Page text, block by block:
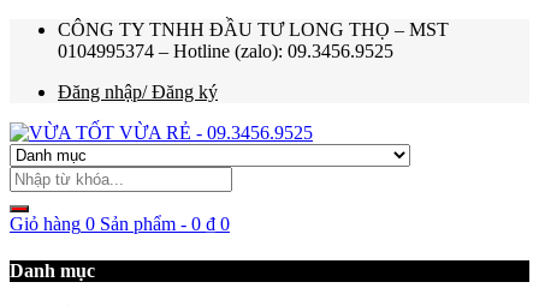
CÔNG TY TNHH ĐẦU TƯ LONG THỌ – MST
0104995374 – Hotline (zalo): 09.3456.9525
Đăng nhập/ Đăng ký
Giỏ hàng 0 Sản phẩm - 0 ₫ 0
Danh mục